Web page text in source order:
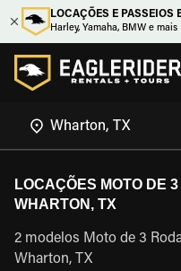
LOCAÇÕES E PASSEIOS
Harley, Yamaha, BMW e mais
LOCAÇÕES MOTO DE
WHARTON, TX
2 modelos Moto de 3
Wharton, TX